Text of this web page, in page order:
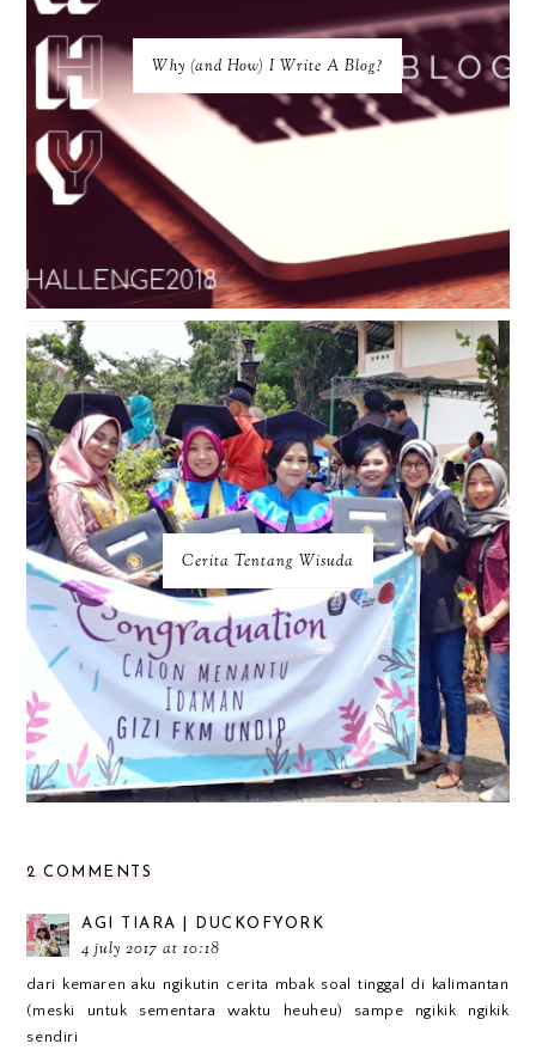
Why (and How) I Write A Blog?
Cerita Tentang Wisuda
2 COMMENTS
AGI TIARA | DUCKOFYORK
4 july 2017 at 10:18
dari kemaren aku ngikutin cerita mbak soal tinggal di kalimantan
(meski untuk sementara waktu heuheu) sampe ngikik ngikik
sendiri